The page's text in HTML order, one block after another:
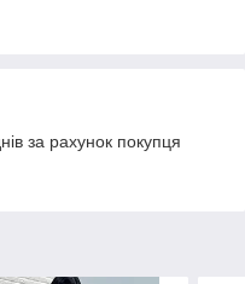
за рахунок покупця